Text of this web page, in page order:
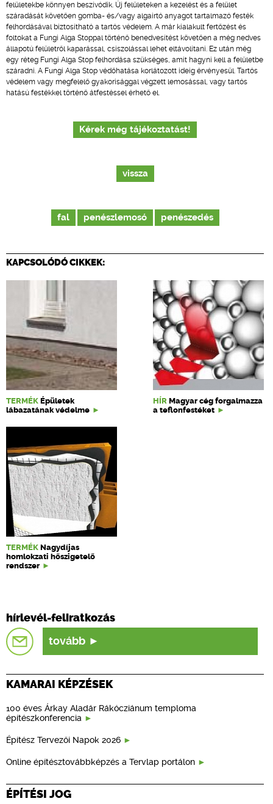
felületekbe könnyen beszívódik. Új felületeken a kezelést és a felület
száradását követően gomba- és/vagy algairtó anyagot tartalmazó festék
felhordásával biztosítható a tartós védelem. A már kialakult fertőzést és
foltokat a Fungi Alga Stoppal történő benedvesítést követően a még nedves
állapotú felületről kaparással, csiszolással lehet eltávolítani. Ez után még
egy réteg Fungi Alga Stop felhordása szükséges, amit hagyni kell a felületbe
száradni. A Fungi Alga Stop védőhatása korlátozott ideig érvényesül. Tartós
védelem vagy megfelelő gyakorisággal végzett lemosással, vagy tartós
hatású festékkel történő átfestéssel érhető el.
Kérek még tájékoztatást!
vissza
fal penészlemosó penészedés
KAPCSOLÓDÓ CIKKEK:
TERMÉK Épületek
lábazatának védelme
HÍR Magyar cég forgalmazza
a teflonfestéket
TERMÉK Nagydíjas
homlokzati hőszigetelő
rendszer
hírlevél-feliratkozás
tovább
KAMARAI KÉPZÉSEK
100 éves Árkay Aladár Rákócziánum temploma
építészkonferencia
Építész Tervezői Napok 2026
Online építésztovábbképzés a Tervlap portálon
ÉPÍTÉSI JOG